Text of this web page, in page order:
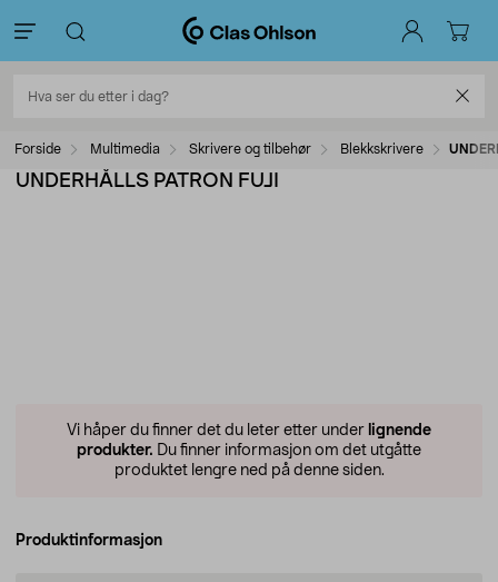
Forside Multimedia Skrivere og tilbehør Blekkskrivere
UNDERHÅLLS PATRON FUJI
Vi håper du finner det du leter etter under lignende
produkter. Du finner informasjon om det utgåtte
produktet lengre ned på denne siden.
Produktinformasjon